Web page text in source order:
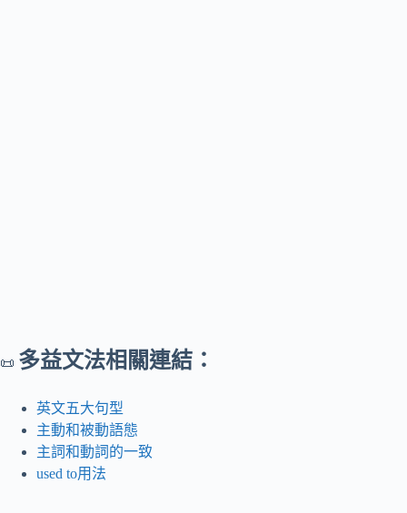
📜 多益文法相關連結：
英文五大句型
主動和被動語態
主詞和動詞的一致
used to用法